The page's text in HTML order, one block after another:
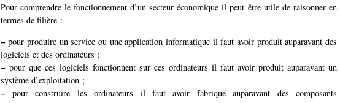
Pour comprendre le fonctionnement d’un secteur économique il peut être utile de raisonner en
termes de filière :
–pour produire un service ou une application informatique il faut avoir produit auparavant des
logiciels et des ordinateurs ;
–pour que ces logiciels fonctionnent sur ces ordinateurs il faut avoir produit auparavant un
système d’exploitation ;
–pour construire les ordinateurs il faut avoir fabriqué auparavant des composants